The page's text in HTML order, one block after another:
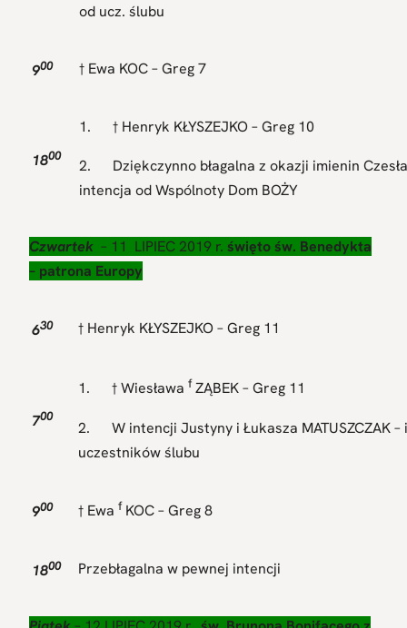
od ucz. ślubu
900 † Ewa KOC – Greg 7
1800
1. † Henryk KŁYSZEJKO – Greg 10
2. Dziękczynno błagalna z okazji imienin
intencja od Wspólnoty Dom BOŻY
Czwartek – 11 LIPIEC 2019 r. święto św. Benedykta
– patrona Europy
630 † Henryk KŁYSZEJKO – Greg 11
700
1. † Wiesława f ZĄBEK – Greg 11
2. W intencji Justyny i Łukasza MATUSZCZAK –
uczestników ślubu
900 † Ewa f KOC – Greg 8
1800 Przebłagalna w pewnej intencji